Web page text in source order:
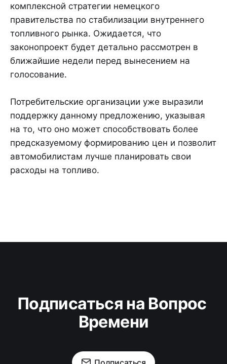
комплексной стратегии немецкого
правительства по стабилизации внутреннего
топливного рынка. Ожидается, что
законопроект будет детально рассмотрен в
ближайшие недели перед вынесением на
голосование.
Потребительские организации уже выразили
поддержку данному предложению, указывая
на то, что оно может способствовать более
предсказуемому формированию цен и позволит
автомобилистам лучше планировать свои
расходы на топливо.
Подписаться на Вопрос
Времени